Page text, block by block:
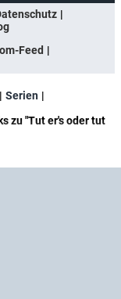
Feed
Serien
zu "Tut er's oder tut